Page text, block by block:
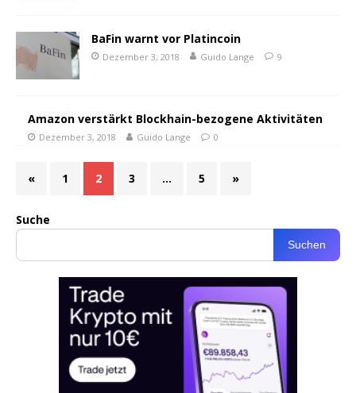
BaFin warnt vor Platincoin
Dezember 3, 2018 Guido Lange 9
Amazon verstärkt Blockhain-bezogene Aktivitäten
Dezember 3, 2018 Guido Lange 0
« 1 2 3 … 5 »
Suche
Suchen